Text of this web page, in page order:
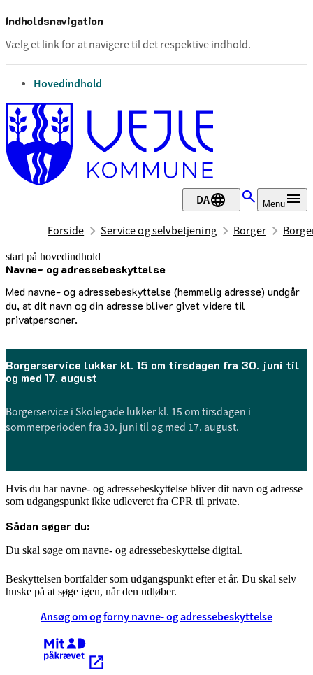
Indholdsnavigation
Vælg et link for at navigere til det respektive indhold.
gå til
Hovedindhold
DA Menu
Forside Service og selvbetjening Borger
start på hovedindhold
Navne- og adressebeskyttelse
Med navne- og adressebeskyttelse (hemmelig adresse) undgår
du, at dit navn og din adresse bliver givet videre til
privatpersoner.
senest opdateret 15. juni 2026
Borgerservice lukker kl. 15 om tirsdagen fra 30. juni til
og med 17. august
Borgerservice i Skolegade lukker kl. 15 om tirsdagen i
sommerperioden fra 30. juni til og med 17. august.
Hvis du har navne- og adressebeskyttelse bliver dit navn og adresse
som udgangspunkt ikke udleveret fra CPR til private.
Sådan søger du:
Du skal søge om navne- og adressebeskyttelse digital.
Beskyttelsen bortfalder som udgangspunkt efter et år. Du skal selv
huske på at søge igen, når den udløber.
Ansøg om og forny navne- og adressebeskyttelse
Kræver MitID